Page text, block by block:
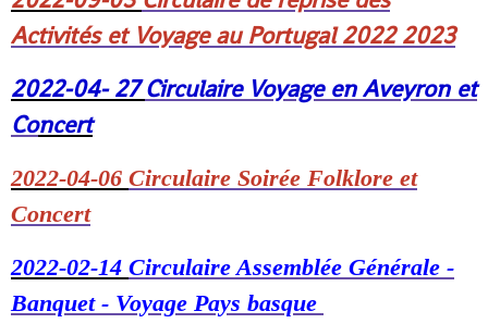
Activités et Voyage au Portugal 2022 2023
2022-04- 27Circulaire Voyage en Aveyron et
Concert
2022-04-06 Circulaire Soirée Folklore et
Concert
2022-02-14 Circulaire Assemblée Générale -
Banquet - Voyage Pays basque